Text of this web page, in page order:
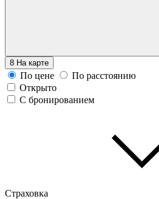
8 На карте
По цене
По расстоянию
Открыто
С бронированием
Страховка